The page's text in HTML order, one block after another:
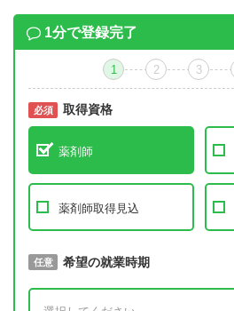
1分で登録完了
1 2 3
必須 取得資格
薬剤師
薬剤師取得見込
必須 取得予定年
任意 希望の就業時期